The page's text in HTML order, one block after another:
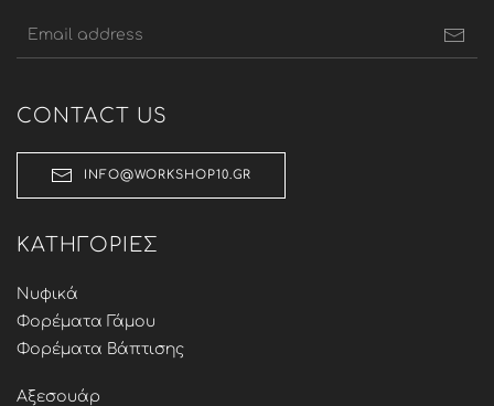
CONTACT US
INFO@WORKSHOP10.GR
ΚΑΤΗΓΟΡΊΕΣ
Νυφικά
Φορέματα Γάμου
Φορέματα Βάπτισης
Αξεσουάρ